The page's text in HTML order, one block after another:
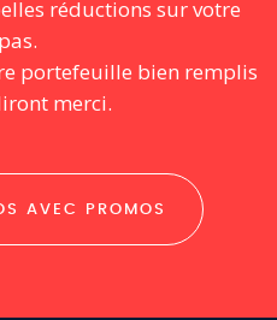
réductions sur votre
portefeuille bien remplis
merci.
AVEC PROMOS